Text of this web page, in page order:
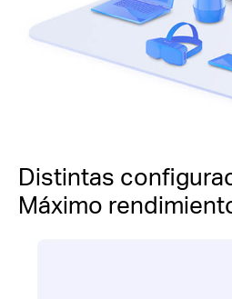
Distintas
Máximo